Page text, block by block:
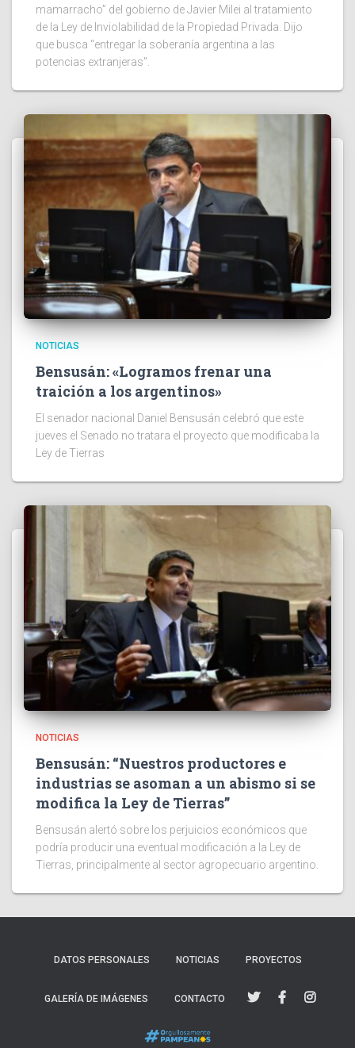
mamarracho” del gobierno de Javier Milei al tratamiento
de la Ley de Inviolabilidad de la Propiedad Privada. Dijo
que busca “entregar la soberanía argentina a las
potencias extranjeras”.
NOTICIAS
Bensusán: «Logramos frenar una
traición a los argentinos»
El senador nacional Daniel Bensusán celebró que este
jueves el Senado no tratara el proyecto que modificaba la
Ley de Tierras
NOTICIAS
Bensusán: “Nuestros productores e
industrias se asoman a un abismo si se
modifica la Ley de Tierras”
Bensusán alertó sobre los perjuicios económicos que
podría producir una eventual modificación a la Ley de
Tierras, principalmente al sector agropecuario argentino.
DATOS PERSONALES NOTICIAS PROYECTOS
GALERÍA DE IMÁGENES CONTACTO